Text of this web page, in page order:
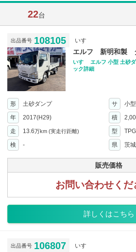
22台
出品番号 108105 いすゞ
エルフ 新明和製
いすゞ エルフ 小型 土砂
ック詳細
形 土砂ダンプ サ
小型
年
2017(H29) 積
走 13.6万km (実走行距離) 型
検
- 県 茨
販売価格
お問い合わせくだ
詳しくはこちら
出品番号 106807 いすゞ